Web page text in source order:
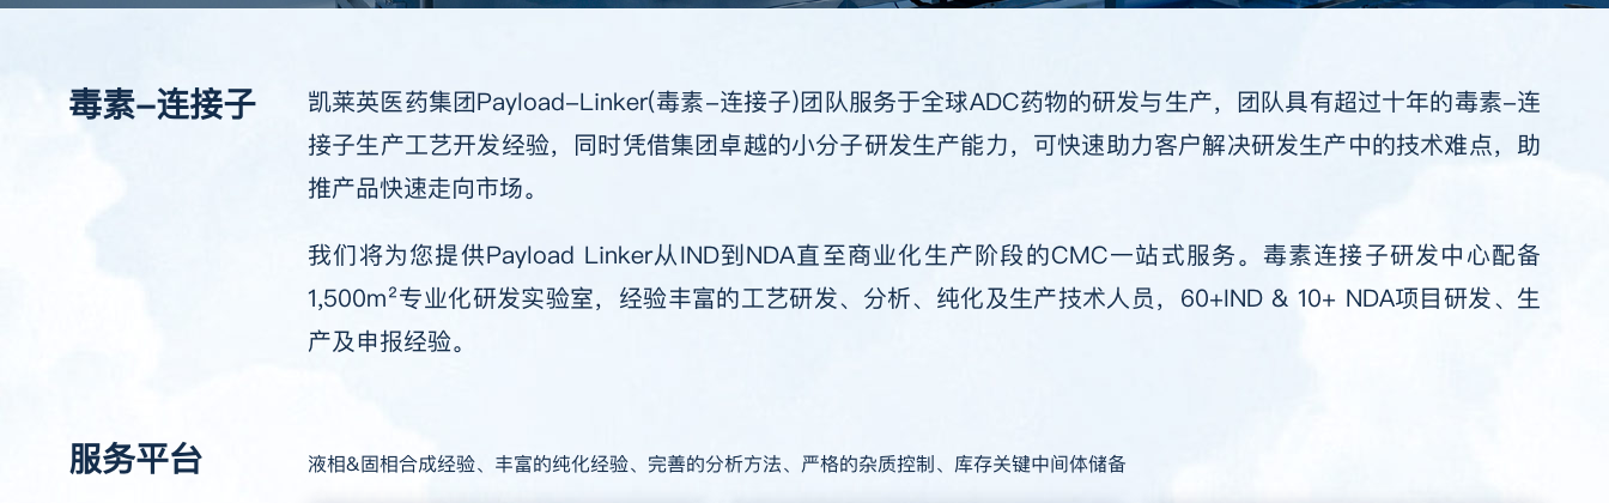
高端制剂辅料
毒素-连接子
临床供应链服务
分析与质量控制
化学工程
光电化学
毒素-连接子
凯莱英医药集团Payload-Linker(毒素-连接子)团队服务于全球ADC药物的研发与生产，团队具有超过十年的毒素-连
接子生产工艺开发经验，同时凭借集团卓越的小分子研发生产能力，可快速助力客户解决研发生产中的技术难点，助
推产品快速走向市场。
我们将为您提供Payload Linker从IND到NDA直至商业化生产阶段的CMC一站式服务。毒素连接子研发中心配备
1,500m²专业化研发实验室，经验丰富的工艺研发、分析、纯化及生产技术人员，60+IND & 10+ NDA项目研发、生
产及申报经验。
服务平台 液相&固相合成经验、丰富的纯化经验、完善的分析方法、严格的杂质控制、库存关键中间体储备